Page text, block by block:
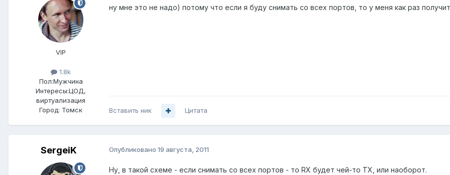
VIP
1.8k
Пол:Мужчина
Интересы:ЦОД,
виртуализация
Город: Томск
ну мне это не надо) потому что если я буду снимать со всех портов, то у меня как раз
Вставить ник Цитата
SergeiK Опубликовано 19 августа, 2011
Ну, в такой схеме - если снимать со всех портов - то RX будет чей-то TX, или наоборот.